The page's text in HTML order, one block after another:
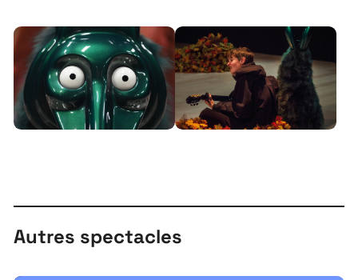
À propos
Projets
Autres spectacles